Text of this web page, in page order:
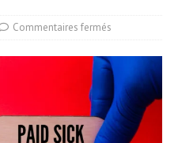
Commentaires fermés